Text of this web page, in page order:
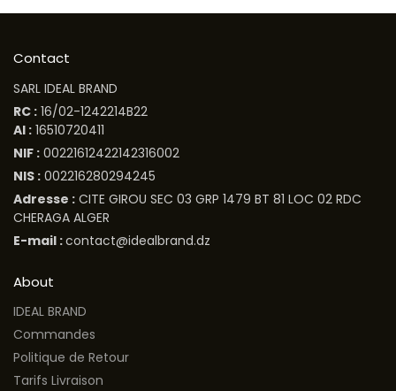
Contact
SARL IDEAL BRAND
RC : 16/02-1242214B22
AI : 16510720411
NIF : 00221612422142316002
NIS : 002216280294245
Adresse : CITE GIROU SEC 03 GRP 1479 BT 81 LOC 02 RDC
CHERAGA ALGER
E-mail :contact@idealbrand.dz
About
IDEAL BRAND
Commandes
Politique de Retour
Tarifs Livraison